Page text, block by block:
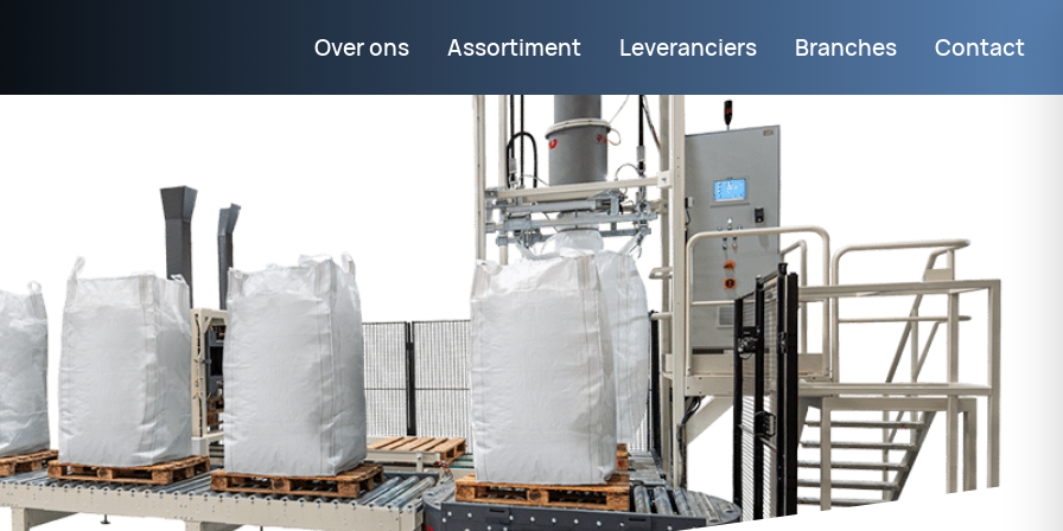
Over ons Assortiment Leveranciers Branches Contact